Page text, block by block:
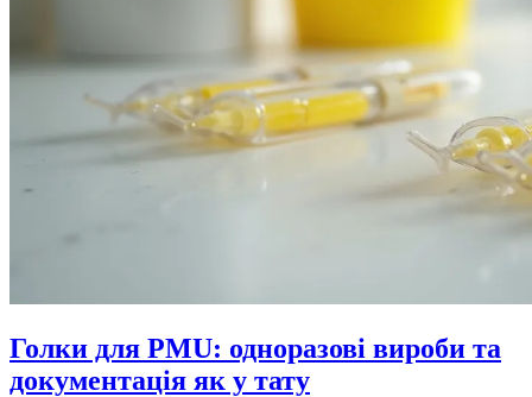
Голки для PMU: одноразові вироби та
документація як у тату